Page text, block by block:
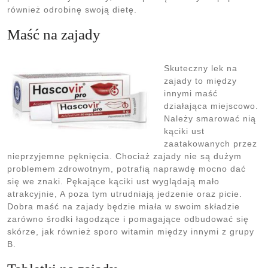
również odrobinę swoją dietę.
Maść na zajady
Skuteczny lek na
zajady to między
innymi maść
działająca miejscowo.
Należy smarować nią
kąciki ust
zaatakowanych przez
nieprzyjemne pęknięcia. Chociaż zajady nie są dużym
problemem zdrowotnym, potrafią naprawdę mocno dać
się we znaki. Pękające kąciki ust wyglądają mało
atrakcyjnie, A poza tym utrudniają jedzenie oraz picie.
Dobra maść na zajady będzie miała w swoim składzie
zarówno środki łagodzące i pomagające odbudować się
skórze, jak również sporo witamin między innymi z grupy
B.